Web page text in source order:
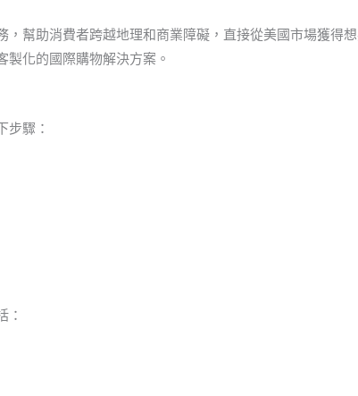
，幫助消費者跨越地理和商業障礙，直接從美國市場獲得
化的國際購物解決方案。
步驟：
：